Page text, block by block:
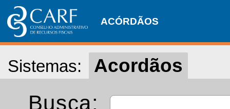
ACÓRDÃOS
Sistemas: Acordãos
Busca: